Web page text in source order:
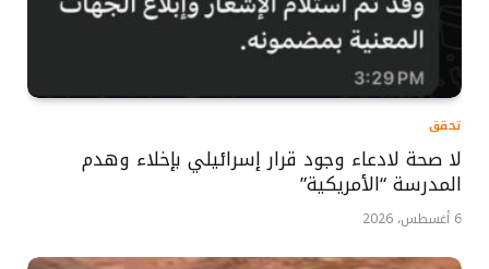
تحقق
لا صحة لادعاء وجود قرار إسرائيلي بإخلاء وهدم
المدرسة “الأمريكية”
6 أغسطس، 2026